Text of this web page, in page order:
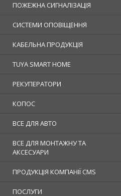
ПОЖЕЖНА СИГНАЛІЗАЦІЯ
СИСТЕМИ ОПОВІЩЕННЯ
КАБЕЛЬНА ПРОДУКЦІЯ
TUYA SMART HOME
РЕКУПЕРАТОРИ
КОПОС
ВСЕ ДЛЯ АВТО
ВСЕ ДЛЯ МОНТАЖНУ ТА
АКСЕСУАРИ
ПРОДУКЦІЯ КОМПАНІЇ CMS
ПОСЛУГИ